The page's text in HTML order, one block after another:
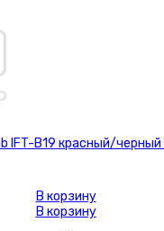
IFT-B19 красный/черный
В корзину
В корзину